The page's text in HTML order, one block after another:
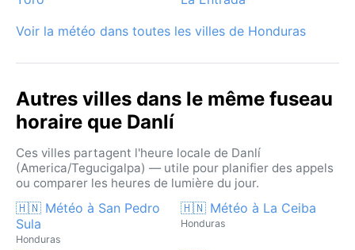
matinal est fréquent dans les hauteurs, ajoutant une
touche de mystère aux paysages.
Voir la météo dans toutes les villes de Honduras
Autres villes dans le même fuseau
horaire que Danlí
Ces villes partagent l'heure locale de Danlí
(America/Tegucigalpa) — utile pour planifier des appels
ou comparer les heures de lumière du jour.
🇭🇳 Météo à San Pedro
Sula
Honduras
🇭🇳 Météo à La Ceiba
Honduras